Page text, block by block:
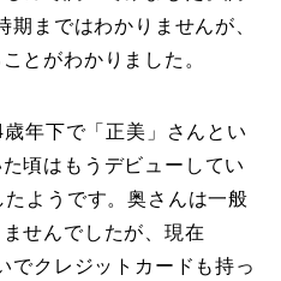
まではわかりませんが、
とがわかりました。
年下で「正美」さんとい
頃はもうデビューしてい
ようです。奥さんは一般
せんでしたが、現在
でクレジットカードも持っ